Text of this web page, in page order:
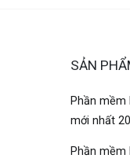
SẢN
Phần mềm
mới nhất
Phần mềm